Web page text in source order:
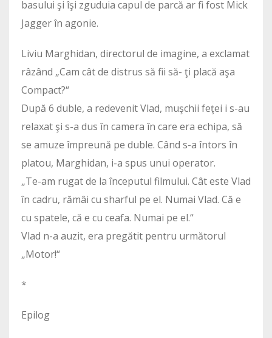
basului şi îşi zguduia capul de parcă ar fi fost Mick
Jagger în agonie.
Liviu Marghidan, directorul de imagine, a exclamat
râzând „Cam cât de distrus să fii să- ţi placă aşa
Compact?“
După 6 duble, a redevenit Vlad, muşchii feţei i s-au
relaxat şi s-a dus în camera în care era echipa, să
se amuze împreună pe duble. Când s-a întors în
platou, Marghidan, i-a spus unui operator.
„Te-am rugat de la începutul filmului. Cât este Vlad
în cadru, rămâi cu sharful pe el. Numai Vlad. Că e
cu spatele, că e cu ceafa. Numai pe el.“
Vlad n-a auzit, era pregătit pentru următorul
„Motor!“
*
Epilog